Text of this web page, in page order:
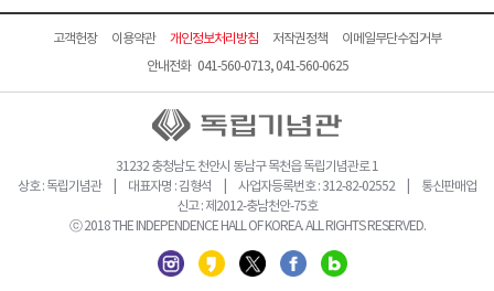
고객헌장 이용약관 개인정보처리방침 저작권정책
이메일무단수집거부
안내전화 041-560-0713, 041-560-0625
31232 충청남도 천안시 동남구 목천읍 독립기념관로 1
상호 : 독립기념관 | 대표자명 : 김형석 | 사업자등록번호 : 312-82-02552 | 통신판매업
신고 : 제2012-충남천안-75호
ⓒ 2018 THE INDEPENDENCE HALL OF KOREA. ALL RIGHTS RESERVED.